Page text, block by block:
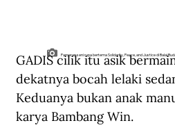
Pameran seni rupa bertema Solidarity, Peace, and Justice di Balai
GADIS cilik itu asik
dekatnya bocah lelaki
Keduanya bukan anak
karya Bambang Win.